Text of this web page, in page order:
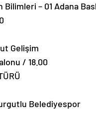
Bilimleri – 01 Adana
Gelişim
/ 18.00
Belediyespor